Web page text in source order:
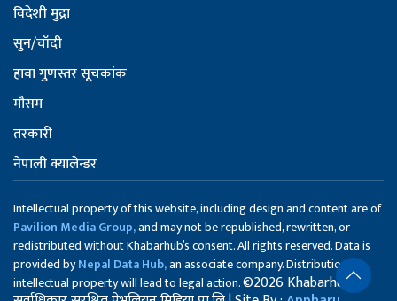
विदेशी मुद्रा
सुन/चाँदी
हावा गुणस्तर सूचकांक
मौसम
तरकारी
नेपाली क्यालेन्डर
Intellectual property of this website, including design and content are of
Pavilion Media Group,and may not be republished, rewritten, or
redistributed without Khabarhub’s consent. All rights reserved. Data is
provided byNepal Data Hub,an associate company. Distribution of
intellectual property will lead to legal action.©2026 Khabarhub